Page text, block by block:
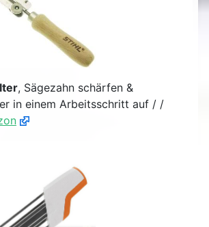
, Sägezahn schärfen &
in einem Arbeitsschritt auf / /